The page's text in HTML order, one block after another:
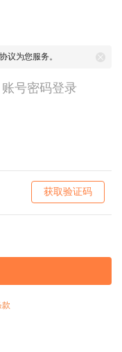
议为您服务。
账号密码登录
获取验证码
款